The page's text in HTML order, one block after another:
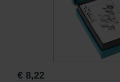
Cadeaus
€ 8,22